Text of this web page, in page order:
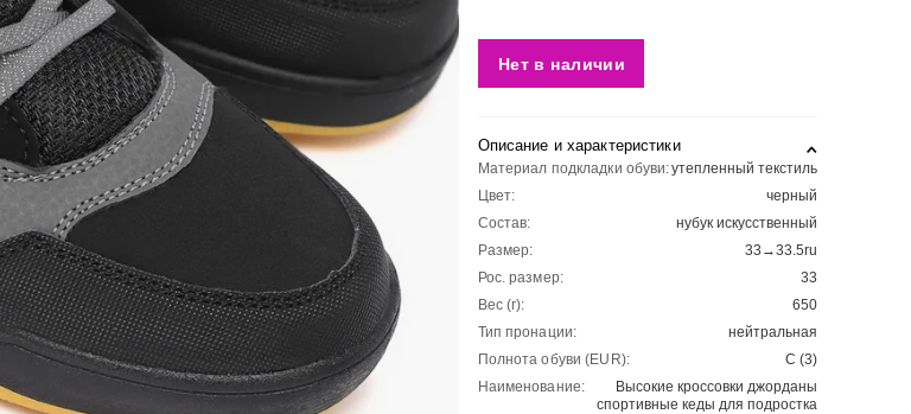
Нет в наличии
Описание и характеристики
Материал подкладки обуви:утепленный текстиль
Цвет:
черный
Состав:
нубук искусственный
Размер:
33→33.5ru
Рос. размер:
33
Вес (г):
650
Тип пронации:
нейтральная
Полнота обуви (EUR):
C (3)
Наименование:
Высокие кроссовки джорданы
спортивные кеды для подростка